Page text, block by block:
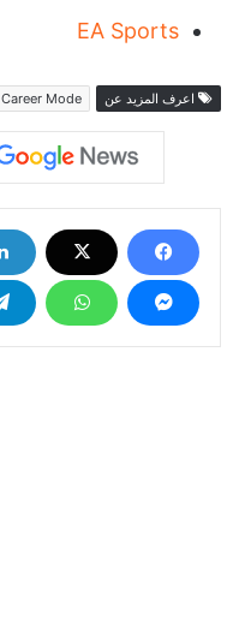
EA Sports
اعرف المزيد عن Career Mode